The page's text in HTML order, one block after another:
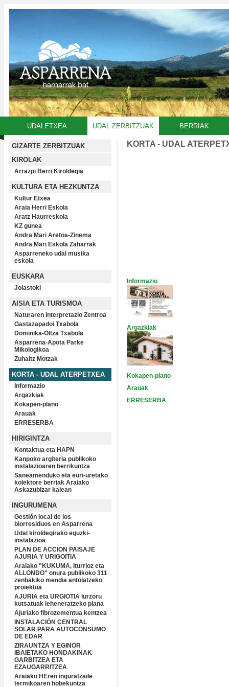
UDALETXEA UDAL ZERBITZUAK BERRIAK
GIZARTE ZERBITZUAK
KIROLAK
Arrazpi Berri Kiroldegia
KULTURA ETA HEZKUNTZA
Kultur Etxea
Araia Herri Eskola
Aratz Haurreskola
KZ gunea
Andra Mari Aretoa-Zinema
Andra Mari Eskola Zaharrak
Asparreneko udal musika
eskola
EUSKARA
Jolastoki
AISIA ETA TURISMOA
Naturaren Interpretazio Zentroa
Gastazapadoi Txabola
Dominika-Oltza Txabola
Asparrena-Apota Parke
Mikologikoa
Zuhaitz Motzak
KORTA - UDAL ATERPETXEA
Informazio
Argazkiak
Kokapen-plano
Arauak
ERRESERBA
HIRIGINTZA
Kontaktua eta HAPN
Kanpoko argiteria publikoko
instalazioaren berrikuntza
Saneamenduko eta euri-uretako
kolektore berriak Araiako
Askazubizar kalean
INGURUMENA
Gestión local de los
biorresiduos en Asparrena
Udal kiroldegirako eguzki-
instalazioa
PLAN DE ACCION PAISAJE
AJURIA Y URIGOITIA
Araiako "KUKUMA, Iturrioz eta
ALLONDO" onura publikoko 311
zenbakiko mendia antolatzeko
proiektua
AJURIA eta URGIOTIA lurzoru
kutsatuak leheneratzeko plana
Ajuriako fibrozementua kentzea
INSTALACIÓN CENTRAL
SOLAR PARA AUTOCONSUMO
DE EDAR
ZIRAUNTZA Y EGINOR
IBAIETAKO HONDAKINAK
GARBITZEA ETA
EZAUGARRITZEA
Araiako HEren inguratzaile
termikoaren hobekuntza
KORTA - UDAL
Informazio
Argazkiak
Kokapen-plano
Arauak
ERRESERBA